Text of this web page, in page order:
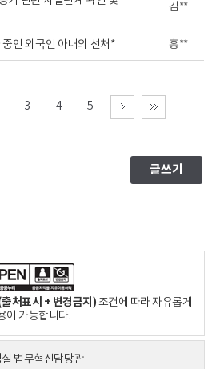
김**
인 외국인 아내의 선처* 홍**
3 4 5
처표시 + 변경금지)조건에 따라 자유롭게
이 가능합니다.
법무혁신담당관